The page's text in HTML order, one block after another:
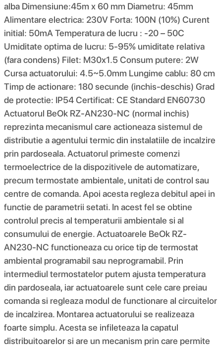
alba Dimensiune:45m x 60 mm Diametru: 45mm
Alimentare electrica: 230V Forta: 100N (10%) Curent
initial: 50mA Temperatura de lucru : -20 – 50C
Umiditate optima de lucru: 5-95% umiditate relativa
(fara condens) Filet: M30x1.5 Consum putere: 2W
Cursa actuatorului: 4.5~5.0mm Lungime cablu: 80 cm
Timp de actionare: 180 secunde (inchis-deschis) Grad
de protectie: IP54 Certificat: CE Standard EN60730
Actuatorul BeOk RZ-AN230-NC (normal inchis)
reprezinta mecanismul care actioneaza sistemul de
distributie a agentului termic din instalatiile de incalzire
prin pardoseala. Actuatorul primeste comenzi
termoelectrice de la dispozitivele de automatizare,
precum termostate ambientale, unitati de control sau
centre de comanda. Apoi acesta regleza debitul apei in
functie de parametrii setati. In acest fel se obtine
controlul precis al temperaturii ambientale si al
consumului de energie. Actuatoarele BeOk RZ-
AN230-NC functioneaza cu orice tip de termostat
ambiental programabil sau neprogramabil. Prin
intermediul termostatelor putem ajusta temperatura
din pardoseala, iar actuatoarele sunt cele care preiau
comanda si regleaza modul de functionare al circuitelor
de incalzirea. Montarea actuatorului se realizeaza
foarte simplu. Acesta se infileteaza la capatul
distribuitoarelor si are un mecanism prin care permite